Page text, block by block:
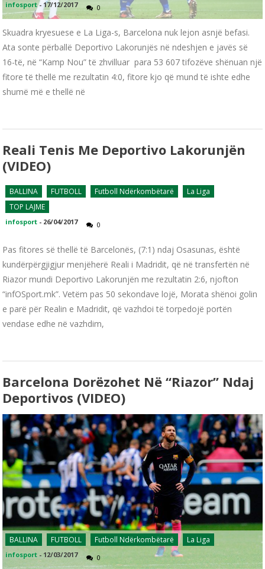
infosport - 17/12/2017 0
Skuadra kryesuese e La Liga-s, Barcelona nuk lejon asnjë befasi.
Ata sonte përballë Deportivo Lakorunjës në ndeshjen e javës së
16-të, në “Kamp Nou” të zhvilluar para 53 607 tifozëve shënuan një
fitore të thellë me rezultatin 4:0, fitore kjo që mund të ishte edhe
shumë më e thellë në
Reali Tenis Me Deportivo Lakorunjën
(VIDEO)
BALLINA FUTBOLL Futboll Ndërkombëtarë
La Liga
TOP LAJME
infosport - 26/04/2017 0
Pas fitores së thellë të Barcelonës, (7:1) ndaj Osasunas, është
kundërpërgjigjur menjëherë Reali i Madridit, që në transfertën në
Riazor mundi Deportivo Lakorunjën me rezultatin 2:6, njofton
“infOSport.mk”. Vetëm pas 50 sekondave lojë, Morata shënoi golin
e parë për Realin e Madridit, që vazhdoi të torpedojë portën
vendase edhe në vazhdim,
Barcelona Dorëzohet Në “Riazor” Ndaj
Deportivos (VIDEO)
BALLINA FUTBOLL Futboll Ndërkombëtarë La Liga
infosport - 12/03/2017 0